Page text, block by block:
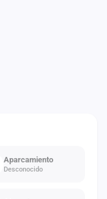
Aparcamiento
Desconocido